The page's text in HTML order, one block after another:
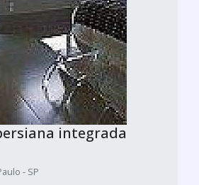
integrada
- SP